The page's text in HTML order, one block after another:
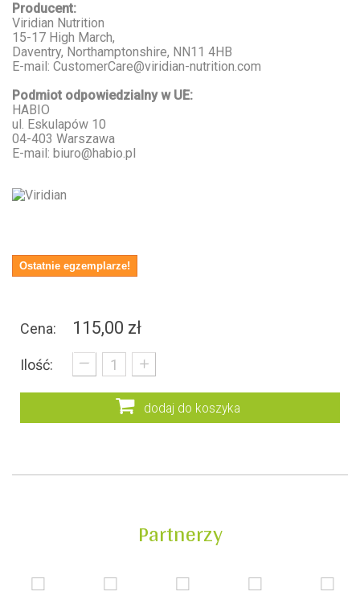
Producent:
Viridian Nutrition
15-17 High March,
Daventry, Northamptonshire, NN11 4HB
E-mail: CustomerCare@viridian-nutrition.com
Podmiot odpowiedzialny w UE:
HABIO
ul. Eskulapów 10
04-403 Warszawa
E-mail: biuro@habio.pl
Ostatnie egzemplarze!
Cena: 115,00 zł
Ilość:
_ +
dodaj do koszyka
Partnerzy